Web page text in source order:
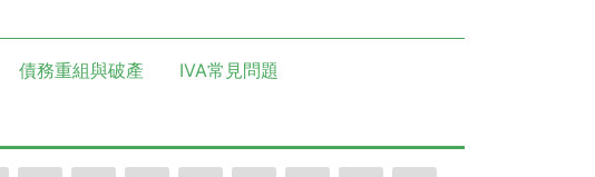
債務重組與破產
IVA常見問題